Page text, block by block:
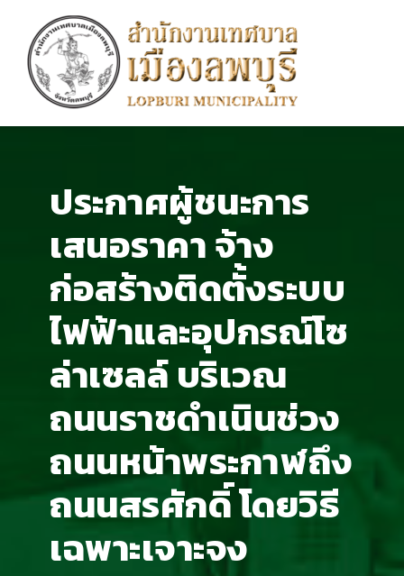
ประกาศผู้ชนะการ
เสนอราคา จ้าง
ก่อสร้างติดตั้งระบบ
ไฟฟ้าและอุปกรณ์โซ
ล่าเซลล์ บริเวณ
ถนนราชดำเนินช่วง
ถนนหน้าพระกาฬถึง
ถนนสรศักดิ์ โดยวิธี
เฉพาะเจาะจง